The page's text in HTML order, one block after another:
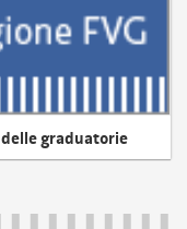
graduatorie